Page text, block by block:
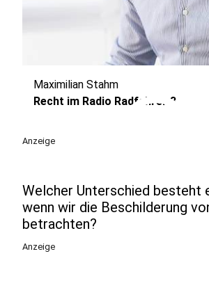
play_circle
Maximilian Stahm
Recht im Radio Radfahrer 3
Anzeige
Welcher Unterschied besteht
wenn wir die Beschilderung
betrachten?
Anzeige